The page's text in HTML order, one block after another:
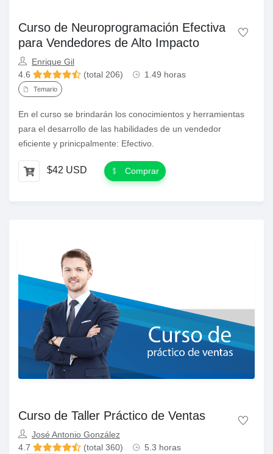
Curso de Neuroprogramación Efectiva
para Vendedores de Alto Impacto
Enrique Gil
4.6
(total 206) 1.49 horas
Temario
En el curso se brindarán los conocimientos y herramientas
para el desarrollo de las habilidades de un vendedor
eficiente y prinicpalmente: Efectivo.
$42 USD Comprar
Curso de Taller Práctico de Ventas
José Antonio González
4.7
(total 360) 5.3 horas